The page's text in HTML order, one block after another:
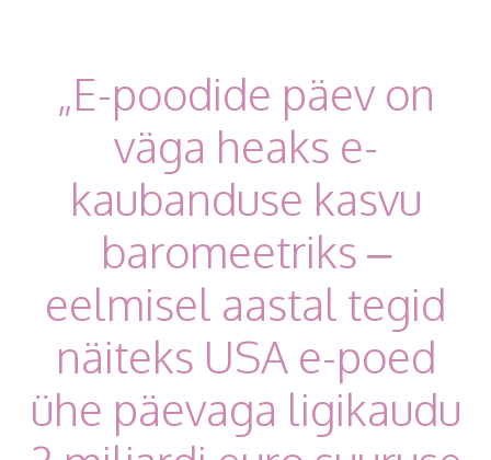
„E-poodide päev on
väga heaks e-
kaubanduse kasvu
baromeetriks –
eelmisel aastal tegid
näiteks USA e-poed
ühe päevaga ligikaudu